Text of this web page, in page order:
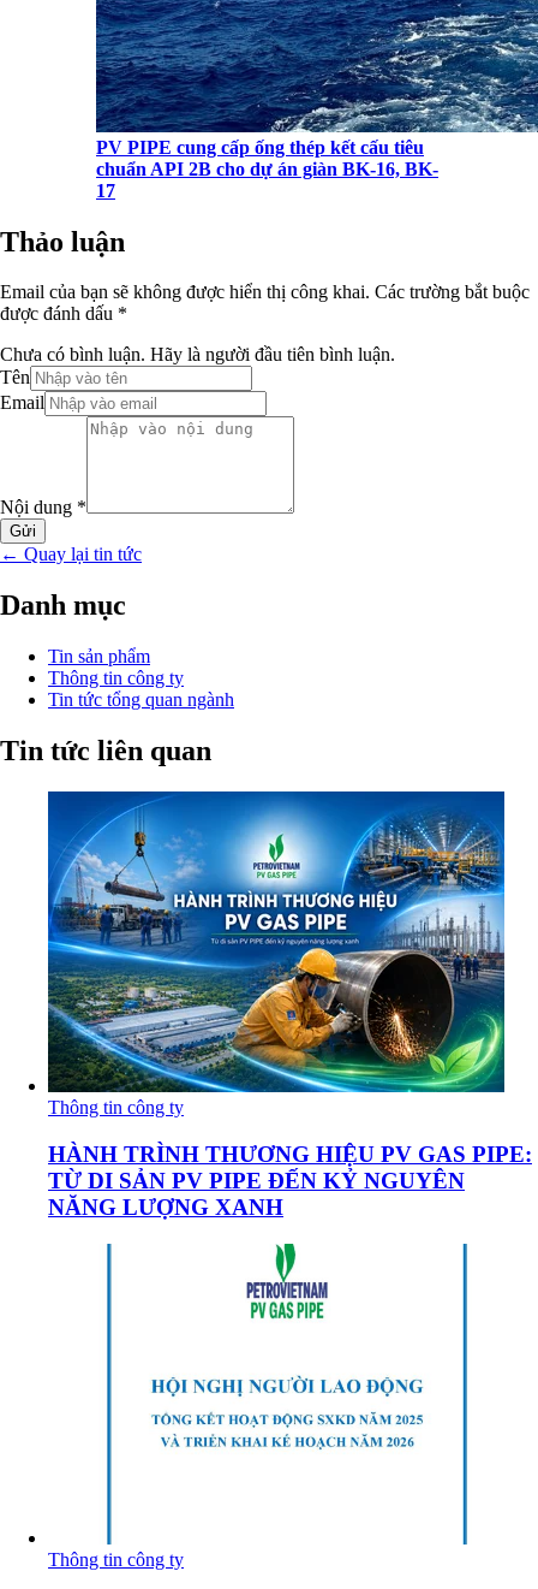
PV PIPE cung cấp ống thép kết cấu tiêu
chuẩn API 2B cho dự án giàn BK-16, BK-
17
Thảo luận
Email của bạn sẽ không được hiển thị công khai. Các trường bắt buộc
được đánh dấu *
Chưa có bình luận. Hãy là người đầu tiên bình luận.
Tên
Email
Nội dung *
Gửi
← Quay lại tin tức
Danh mục
Tin sản phẩm
Thông tin công ty
Tin tức tổng quan ngành
Tin tức liên quan
Thông tin công ty
HÀNH TRÌNH THƯƠNG HIỆU PV GAS PIPE:
TỪ DI SẢN PV PIPE ĐẾN KỶ NGUYÊN
NĂNG LƯỢNG XANH
Thông tin công ty